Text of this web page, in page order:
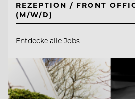
REZEPTION / FRONT
(M/W/D)
Entdecke alle Jobs